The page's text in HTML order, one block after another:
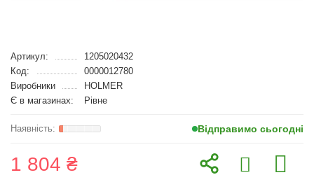
Артикул:
1205020432
Код:
0000012780
Виробники
HOLMER
Є в магазинах:
Рівне
Відправимо сьогодні
1 804 ₴